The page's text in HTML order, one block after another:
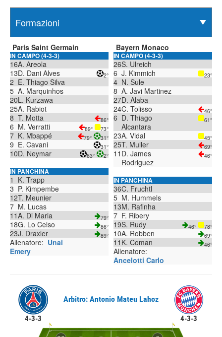
Paris Saint Germain
IN CAMPO (4-3-3)
16A. Areola
13D. Dani Alves 2°
2 E. Thiago Silva
5 A. Marquinhos
20L. Kurzawa
25A. Rabiot
8 T. Motta 86°
6 M. Verratti 89° 73°
7 K. Mbappé 79° 31°
9 E. Cavani 31°
10D. Neymar 63° 2°
IN PANCHINA
1 K. Trapp
3 P. Kimpembe
12T. Meunier
7 M. Lucas
11A. Di Maria 79°
18G. Lo Celso 86°
23J. Draxler 89°
Allenatore: Unai
Emery
Bayern Monaco
IN CAMPO (4-3-3)
26S. Ulreich
6 J. Kimmich 23°
4 N. Sule
8 A. Javi Martinez
27D. Alaba
24C. Tolisso 46°
6 D. Thiago
Alcantara
61°
23A. Vidal 45°
25T. Muller 69°
11 D. James
Rodriguez
46°
IN PANCHINA
36C. Fruchtl
5 M. Hummels
13M. Rafinha
7 F. Ribery
19S. Rudy 46° 78°
10A. Robben 69°
11 K. Coman 46°
Allenatore:
Ancelotti Carlo
4-3-3
Arbitro: Antonio Mateu Lahoz
4-3-3